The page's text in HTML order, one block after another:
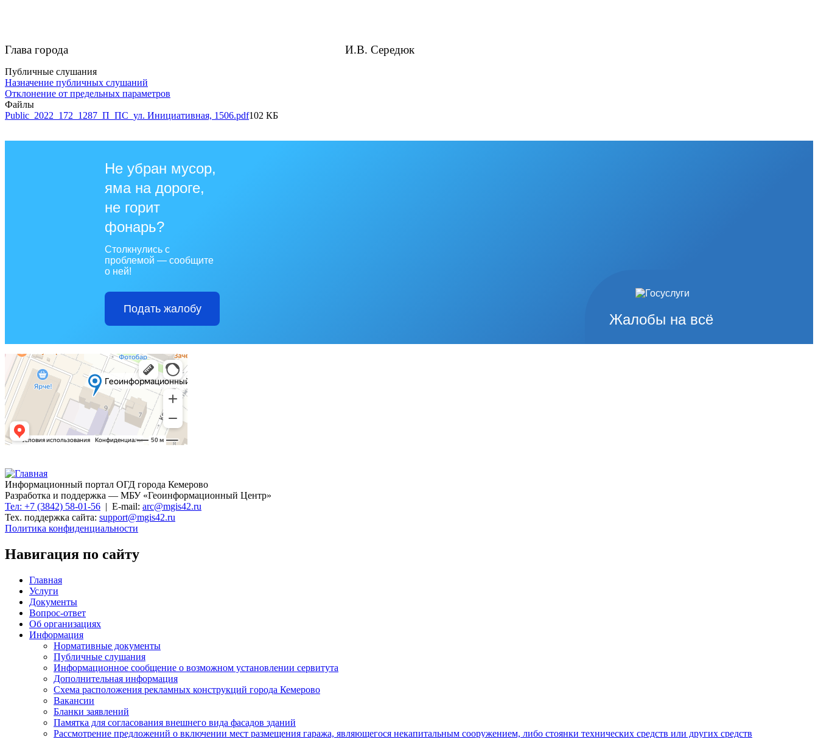
Глава города И.В. Середюк
Публичные слушания
Назначение публичных слушаний
Отклонение от предельных параметров
Файлы
Public_2022_172_1287_П_ПС_ул. Инициативная, 1506.pdf102 КБ
Жалобы на всё
Не убран мусор,
яма на дороге,
не горит
фонарь?
Столкнулись с
проблемой — сообщите
о ней!
Подать жалобу
Информационный портал ОГД города Кемерово
Разработка и поддержка — МБУ «Геоинформационный Центр»
Тел: +7 (3842) 58-01-56 | E-mail: arc@mgis42.ru
Тех. поддержка сайта: support@mgis42.ru
Политика конфиденциальности
Навигация по сайту
Главная
Услуги
Документы
Вопрос-ответ
Об организациях
Информация
Нормативные документы
Публичные слушания
Информационное сообщение о возможном установлении сервитута
Дополнительная информация
Схема расположения рекламных конструкций города Кемерово
Вакансии
Бланки заявлений
Памятка для согласования внешнего вида фасадов зданий
Рассмотрение предложений о включении мест размещения гаража, являющегося некапитальным сооружением, либо стоянки технических средств или других средств